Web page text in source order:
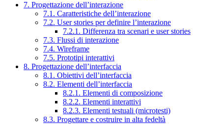
7. Progettazione dell’interazione
7.1. Caratteristiche dell’interazione
7.2. User stories per definire l’interazione
7.2.1. Differenza tra scenari e user stories
7.3. Flussi di interazione
7.4. Wireframe
7.5. Prototipi interattivi
8. Progettazione dell’interfaccia
8.1. Obiettivi dell’interfaccia
8.2. Elementi dell’interfaccia
8.2.1. Elementi di composizione
8.2.2. Elementi interattivi
8.2.3. Elementi testuali (microtesti)
8.3. Progettare e costruire in alta fedeltà